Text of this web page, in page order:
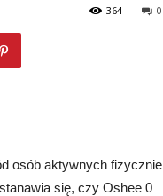
0
364
osób aktywnych fizycznie
się, czy Oshee 0